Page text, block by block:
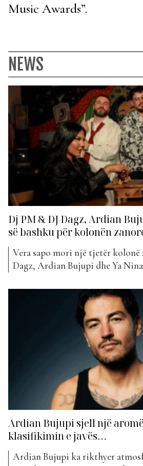
Music Awards”.
NEWS
Dj PM & DJ Dagz, Ardian
së bashku për kolonën
Vera sapo mori një tjetër kolonë
Dagz, Ardian Bujupi dhe Ya
një këngë ritmike që premton
gjithë sezonit. “Pam Pam” sjell
muzikës moderne me ritme që të
Ardian Bujupi sjell një
klasifikimin e javës…
Ardian Bujupi ka rikthyer